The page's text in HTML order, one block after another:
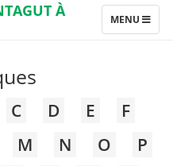
À
TOGGLE
NAVIGATION
MENU
C D E
F
M N O
P